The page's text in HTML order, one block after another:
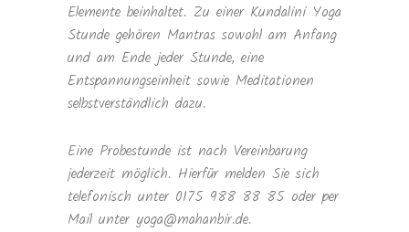
Elemente beinhaltet. Zu einer Kundalini Yoga
Stunde gehören Mantras sowohl am Anfang
und am Ende jeder Stunde, eine
Entspannungseinheit sowie Meditationen
selbstverständlich dazu.
Eine Probestunde ist nach Vereinbarung
jederzeit möglich. Hierfür melden Sie sich
telefonisch unter 0175 988 88 85 oder per
Mail unter yoga@mahanbir.de.